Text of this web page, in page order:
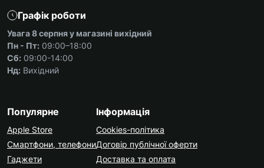
Графік роботи
Увага 8 серпня у магазині вихідний
Пн - Пт: 09:00–18:00
Сб: 09:00-14:00
Нд: Вихідний
Популярне
Apple Store
Смартфони, телефони
Гаджети
Інформація
Cookies-політика
Договір публічної оферти
Доставка та оплата